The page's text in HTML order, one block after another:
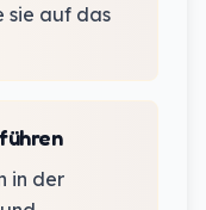
sie auf das
in der